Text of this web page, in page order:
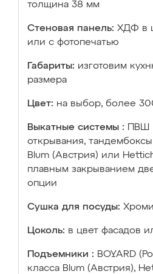
толщина 38 мм
Стеновая панель: ХДФ в
или с фотопечатью
Габариты: изготовим
размера
Цвет: на выбор, более
Выкатные системы :
ПВШ
открывания, тандембоксы
Blum (Австрия) или
плавным закрыванием
опции
Сушка для посуды:
Цоколь: в цвет фасадов
Подъемники : BOYARD
класса Blum (Австрия),